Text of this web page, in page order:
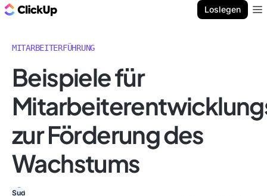
Loslegen
MITARBEITERFÜHRUNG
Beispiele für
zur Förderung des
Wachstums